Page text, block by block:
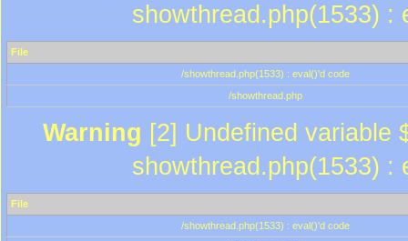
showthread.php(1533) :
File
/showthread.php(1533) : eval()'d code
/showthread.php
Warning [2] Undefined variable
showthread.php(1533) :
File
/showthread.php(1533) : eval()'d code